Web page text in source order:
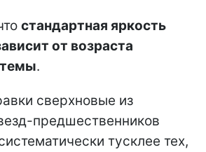
стандартная яркость
от возраста
.
сверхновые из
предшественников
тусклее тех,